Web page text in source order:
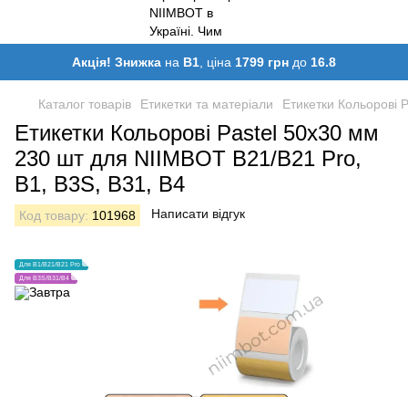
Акція! Знижка на B1 , ціна 1799 грн до 16.8
Каталог товарів Етикетки та матеріали Етикетки
Етикетки Кольорові Pastel 50х30 мм
230 шт для NIIMBOT B21/B21 Pro,
B1, B3S, B31, B4
Код товару: 101968 Написати відгук
Для B1/B21/B21 Pro
Для B3S/B31/B4